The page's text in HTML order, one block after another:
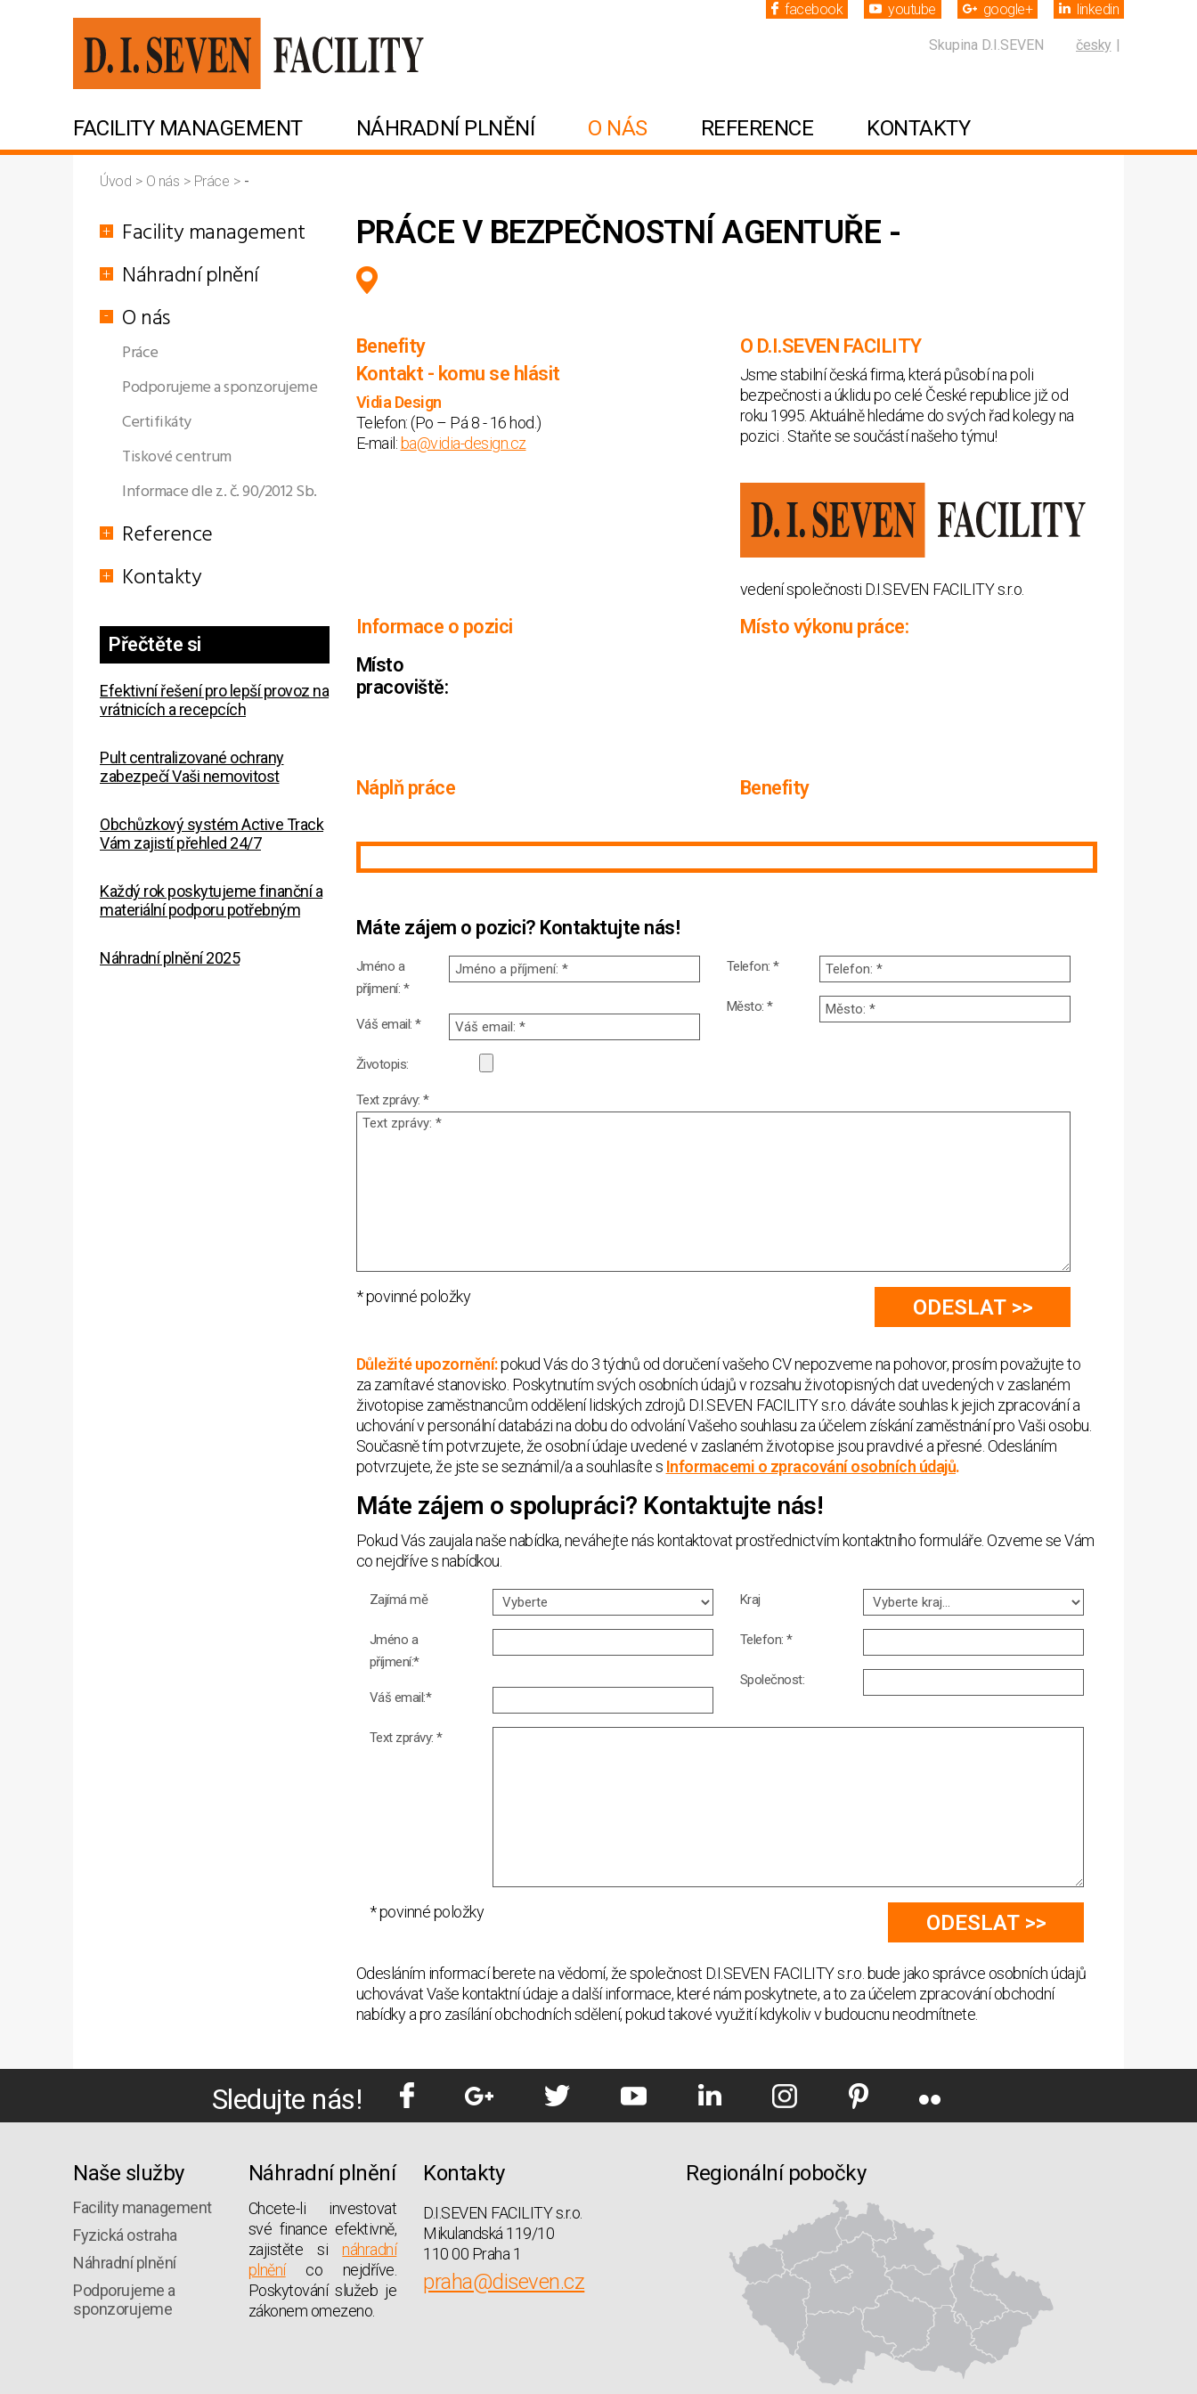
facebook youtube google+ linkedin
česky
Skupina D.I.SEVEN
FACILITY MANAGEMENT NÁHRADNÍ PLNĚNÍ O NÁS REFERENCE KONTAKTY
Úvod > O nás > Práce > -
Facility management
Náhradní plnění
O nás
Práce
Podporujeme a sponzorujeme
Certifikáty
Tiskové centrum
Informace dle z. č. 90/2012 Sb.
Reference
Kontakty
Přečtěte si
Efektivní řešení pro lepší provoz na
vrátnicích a recepcích
Pult centralizované ochrany
zabezpečí Vaši nemovitost
Obchůzkový systém Active Track
Vám zajistí přehled 24/7
Každý rok poskytujeme finanční a
materiální podporu potřebným
Náhradní plnění 2025
PRÁCE V BEZPEČNOSTNÍ AGENTUŘE -
Benefity
Kontakt - komu se hlásit
Vidia Design
Telefon:(Po – Pá 8 - 16 hod.)
E-mail: ba@vidia-design.cz
O D.I.SEVEN FACILITY
Jsme stabilní česká firma, která působí na poli
bezpečnosti a úklidu po celé České republice již od
roku 1995. Aktuálně hledáme do svých řad kolegy na
pozici . Staňte se součástí našeho týmu!
vedení společnosti D.I.SEVEN FACILITY s.r.o.
Informace o pozici
Místo
pracoviště:
Místo výkonu práce:
Náplň práce Benefity
Máte zájem o pozici? Kontaktujte nás!
Jméno a
příjmení: *
Váš email: *
Telefon: *
Město: *
Životopis:
Text zprávy: *
* povinné položky
Důležité upozornění:pokud Vás do 3 týdnů od doručení vašeho CV nepozveme na pohovor, prosím považujte to
za zamítavé stanovisko. Poskytnutím svých osobních údajů v rozsahu životopisných dat uvedených v zaslaném
životopise zaměstnancům oddělení lidských zdrojů D.I.SEVEN FACILITY s.r.o. dáváte souhlas k jejich zpracování a
uchování v personální databázi na dobu do odvolání Vašeho souhlasu za účelem získání zaměstnání pro Vaši osobu.
Současně tím potvrzujete, že osobní údaje uvedené v zaslaném životopise jsou pravdivé a přesné. Odesláním
potvrzujete, že jste se seznámil/a a souhlasíte s Informacemi o zpracování osobních údajů.
Máte zájem o spolupráci? Kontaktujte nás!
Pokud Vás zaujala naše nabídka, neváhejte nás kontaktovat prostřednictvím kontaktního formuláře. Ozveme se Vám
co nejdříve s nabídkou.
Zajímá mě
Jméno a
příjmení:*
Váš email:*
Kraj
Telefon: *
Společnost:
Text zprávy: *
* povinné položky
Odesláním informací berete na vědomí, že společnost D.I.SEVEN FACILITY s.r.o. bude jako správce osobních údajů
uchovávat Vaše kontaktní údaje a další informace, které nám poskytnete, a to za účelem zpracování obchodní
nabídky a pro zasílání obchodních sdělení, pokud takové využití kdykoliv v budoucnu neodmítnete.
Sledujte nás!
Naše služby
Facility management
Fyzická ostraha
Náhradní plnění
Podporujeme a
sponzorujeme
Náhradní plnění
Chcete-li investovat
své finance efektivně,
zajistěte sináhradní
plněníco nejdříve.
Poskytování služeb je
zákonem omezeno.
Kontakty
D.I.SEVEN FACILITY s.r.o.
Mikulandská 119/10
110 00 Praha 1
praha@diseven.cz
Regionální pobočky